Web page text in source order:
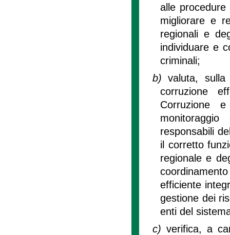
alle
migliorare e
regionali e
individuare e
criminali;
b)valuta,
corruzione
Corruzione
responsabili
il corretto
regionale e
efficiente
gestione dei
enti del
c) verifica, a